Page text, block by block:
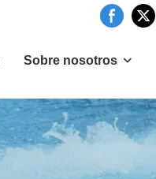
Sobre nosotros